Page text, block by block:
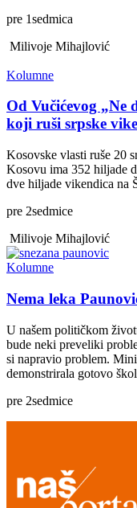
pre 1sedmica
Milivoje Mihajlović
Kolumne
Od Vučićevog „Ne
koji ruši srpske
Kosovske vlasti ruše 20
Kosovu ima 352 hiljade
dve hiljade vikendica na
pre 2sedmice
Milivoje Mihajlović
Kolumne
Nema leka
U našem političkom
bude neki preveliki
si napravio problem.
demonstrirala gotovo
pre 2sedmice